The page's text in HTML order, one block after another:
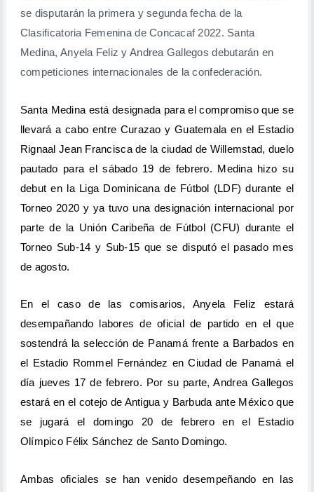
se disputarán la primera y segunda fecha de la
Clasificatoria Femenina de Concacaf 2022. Santa
Medina, Anyela Feliz y Andrea Gallegos debutarán en
competiciones internacionales de la confederación.
Santa Medina está designada para el compromiso que se
llevará a cabo entre Curazao y Guatemala en el Estadio
Rignaal Jean Francisca de la ciudad de Willemstad, duelo
pautado para el sábado 19 de febrero. Medina hizo su
debut en la Liga Dominicana de Fútbol (LDF) durante el
Torneo 2020 y ya tuvo una designación internacional por
parte de la Unión Caribeña de Fútbol (CFU) durante el
Torneo Sub-14 y Sub-15 que se disputó el pasado mes
de agosto.
En el caso de las comisarios, Anyela Feliz estará
desempañando labores de oficial de partido en el que
sostendrá la selección de Panamá frente a Barbados en
el Estadio Rommel Fernández en Ciudad de Panamá el
día jueves 17 de febrero. Por su parte, Andrea Gallegos
estará en el cotejo de Antigua y Barbuda ante México que
se jugará el domingo 20 de febrero en el Estadio
Olímpico Félix Sánchez de Santo Domingo.
Ambas oficiales se han venido desempeñando en las